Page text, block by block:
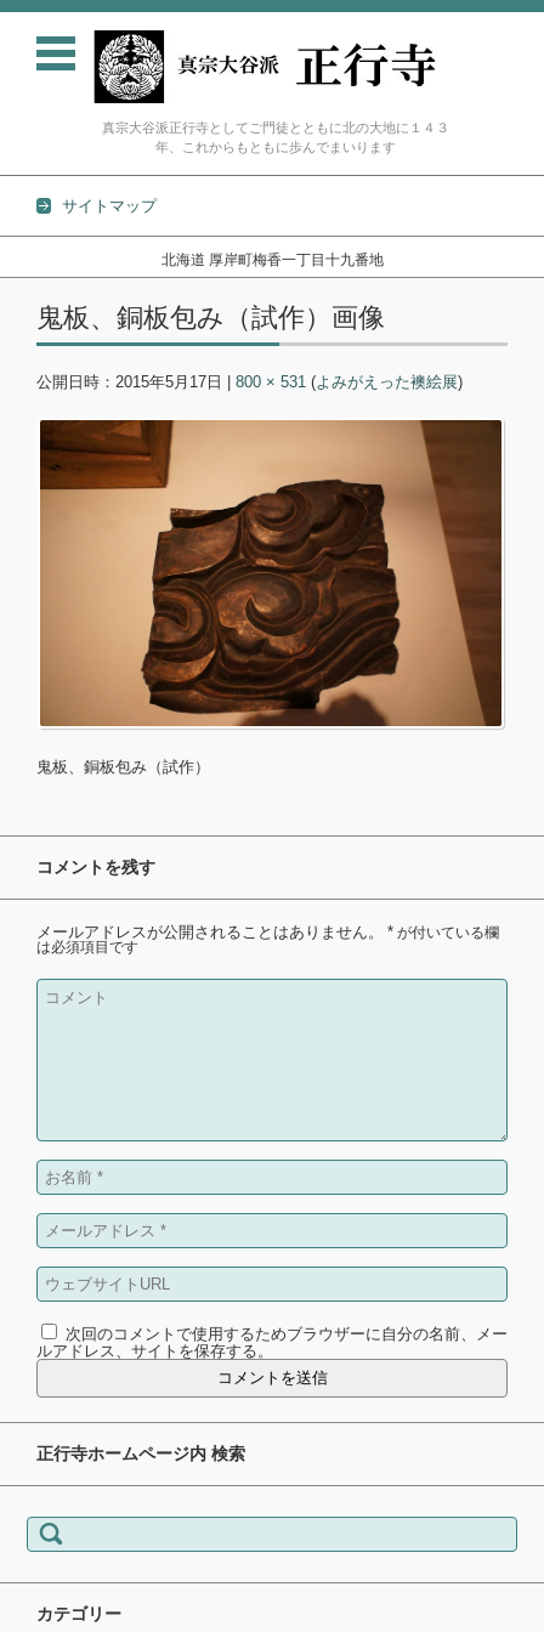
真宗大谷派正行寺としてご門徒とともに北の大地に１４３
年、これからもともに歩んでまいります
サイトマップ
北海道 厚岸町梅香一丁目十九番地
コンテンツに移動
鬼板、銅板包み（試作）画像
公開日時： 2015年5月17日 800 × 531 (よみがえった襖絵展)
鬼板、銅板包み（試作）
コメントを残す
メールアドレスが公開されることはありません。 * が付いている欄
は必須項目です
次回のコメントで使用するためブラウザーに自分の名前、メー
ルアドレス、サイトを保存する。
正行寺ホームページ内 検索
検索:
カテゴリー